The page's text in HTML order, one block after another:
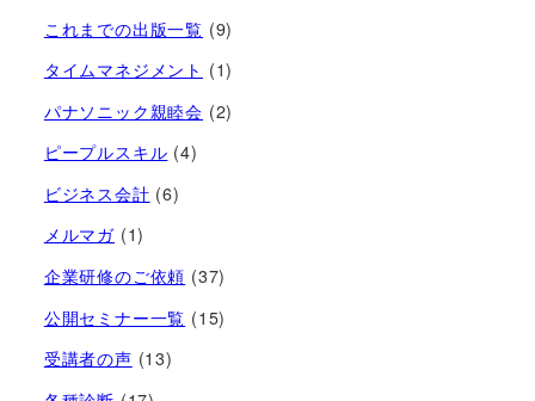
これまでの出版一覧 (9)
タイムマネジメント (1)
パナソニック親睦会 (2)
ピープルスキル (4)
ビジネス会計 (6)
メルマガ (1)
企業研修のご依頼 (37)
公開セミナー一覧 (15)
受講者の声 (13)